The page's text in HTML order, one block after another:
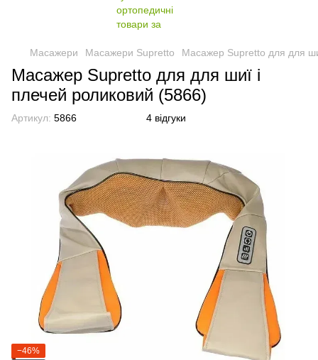
Масажери Масажери Supretto Масажер Supretto для для
Масажер Supretto для для шиї і
плечей роликовий (5866)
Артикул: 5866 4 відгуки
−46%